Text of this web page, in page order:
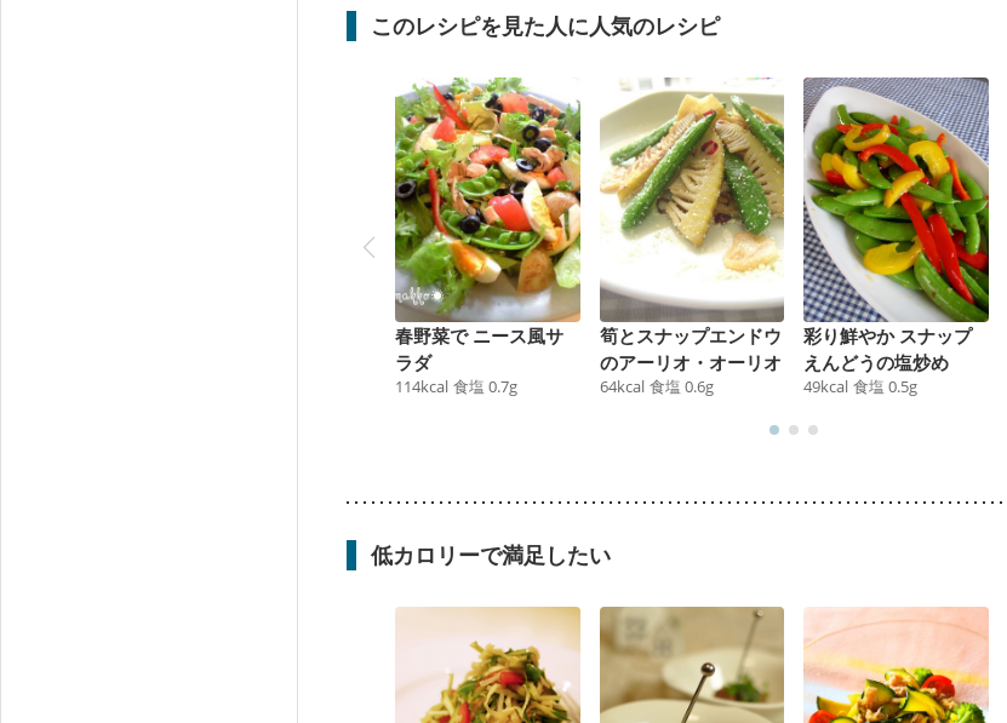
このレシピを見た人に人気のレシピ
春野菜で ニース風サ
ラダ
114kcal 食塩 0.7g
筍とスナップエンドウ
のアーリオ・オーリオ
64kcal 食塩 0.6g
彩り鮮やか スナップ
えんどうの塩炒め
49kcal 食塩 0.5g
低カロリーで満足したい